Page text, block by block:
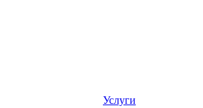
Услуги